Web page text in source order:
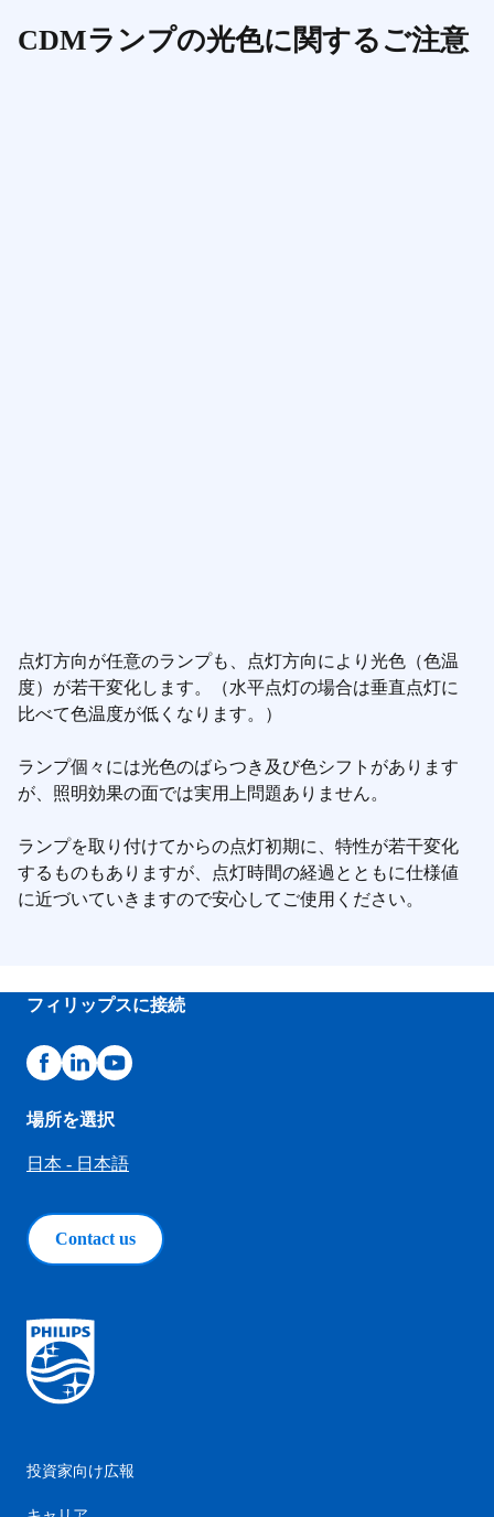
CDMランプの光色に関するご注意
点灯方向が任意のランプも、点灯方向により光色（色温
度）が若干変化します。（水平点灯の場合は垂直点灯に
比べて色温度が低くなります。）
ランプ個々には光色のばらつき及び色シフトがあります
が、照明効果の面では実用上問題ありません。
ランプを取り付けてからの点灯初期に、特性が若干変化
するものもありますが、点灯時間の経過とともに仕様値
に近づいていきますので安心してご使用ください。
フィリップスに接続
場所を選択
日本 - 日本語
Contact us
投資家向け広報